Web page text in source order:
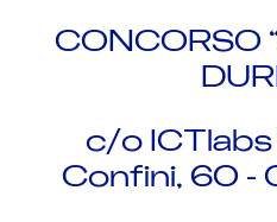
CONCORSO
c/o
Confini, 60 -